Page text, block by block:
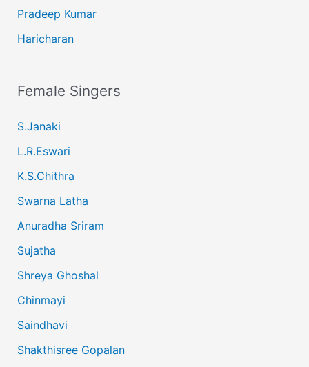
Pradeep Kumar
Haricharan
Female Singers
S.Janaki
L.R.Eswari
K.S.Chithra
Swarna Latha
Anuradha Sriram
Sujatha
Shreya Ghoshal
Chinmayi
Saindhavi
Shakthisree Gopalan